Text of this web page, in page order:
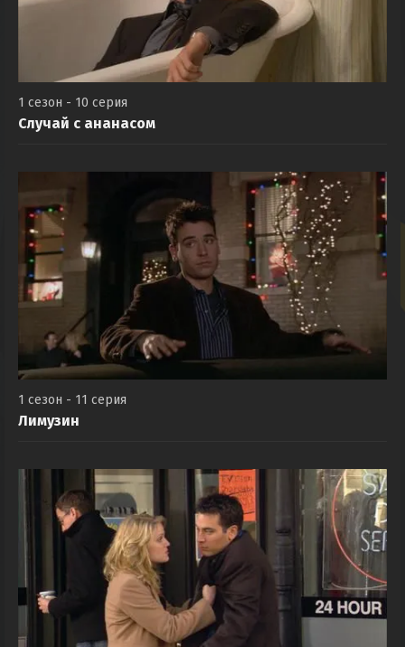
1 сезон - 10 серия
Случай с ананасом
1 сезон - 11 серия
Лимузин